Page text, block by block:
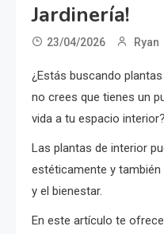
Jardinería!
23/04/2026 Ryan
¿Estás buscando
no crees que tienes un
vida a tu espacio interior?
Las plantas de interior
estéticamente y
y el bienestar.
En este artículo te